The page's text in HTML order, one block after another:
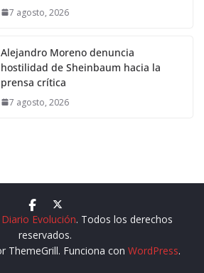
7 agosto, 2026
Alejandro Moreno denuncia
hostilidad de Sheinbaum hacia la
prensa crítica
7 agosto, 2026
Diario Evolución. Todos los derechos
reservados.
ThemeGrill. Funciona con WordPress.